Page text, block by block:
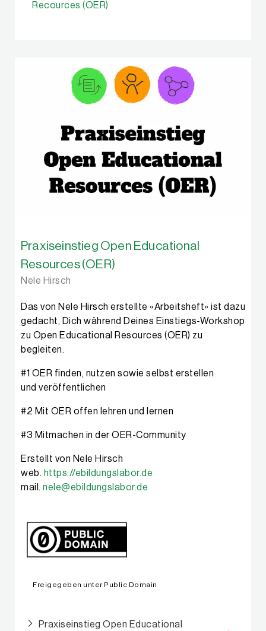
Recources (OER)
Praxiseinstieg Open Educational
Resources (OER)
Nele Hirsch
Das von Nele Hirsch erstellte «Arbeitsheft» ist dazu
gedacht, Dich während Deines Einstiegs-Workshop
zu Open Educational Resources (OER) zu
begleiten.
#1 OER finden, nutzen sowie selbst erstellen
und veröffentlichen
#2 Mit OER offen lehren und lernen
#3 Mitmachen in der OER-Community
Erstellt von Nele Hirsch
web. https://ebildungslabor.de
mail. nele@ebildungslabor.de
Freigegeben unter Public Domain
Praxiseinstieg Open Educational